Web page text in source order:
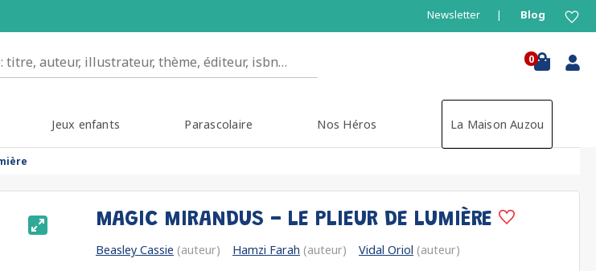
Newsletter Blog
0
Jeux enfants Parascolaire Nos Héros La Maison Auzou
MAGIC MIRANDUS - LE PLIEUR DE LUMIÈRE
Beasley Cassie (auteur) Hamzi Farah (auteur) Vidal Oriol (auteur)